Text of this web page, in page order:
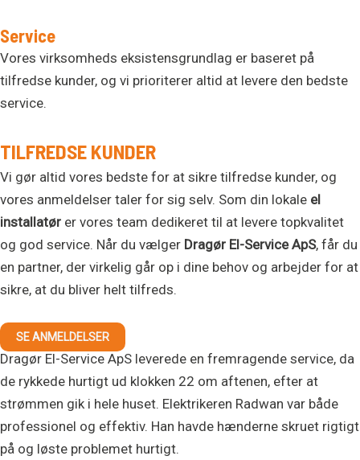
Service
Vores virksomheds eksistensgrundlag er baseret på
tilfredse kunder, og vi prioriterer altid at levere den bedste
service.
TILFREDSE KUNDER
Vi gør altid vores bedste for at sikre tilfredse kunder, og
vores anmeldelser taler for sig selv. Som din lokale el
installatør er vores team dedikeret til at levere topkvalitet
og god service. Når du vælger Dragør El-Service ApS, får du
en partner, der virkelig går op i dine behov og arbejder for at
sikre, at du bliver helt tilfreds.
SE ANMELDELSER
Dragør El-Service ApS leverede en fremragende service, da
de rykkede hurtigt ud klokken 22 om aftenen, efter at
strømmen gik i hele huset. Elektrikeren Radwan var både
professionel og effektiv. Han havde hænderne skruet rigtigt
på og løste problemet hurtigt.